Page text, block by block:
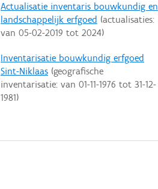
Actualisatie inventaris bouwkundig en
landschappelijk erfgoed (actualisaties:
van 05-02-2019 tot 2024)
Inventarisatie bouwkundig erfgoed
Sint-Niklaas(geografische
inventarisatie: van 01-11-1976 tot 31-12-
1981)